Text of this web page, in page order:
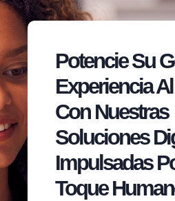
Potencie Su
Experiencia
Con Nuestras
Soluciones
Impulsadas
Toque